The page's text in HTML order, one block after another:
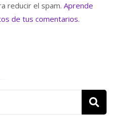
reducir el spam. Aprende
de tus comentarios.